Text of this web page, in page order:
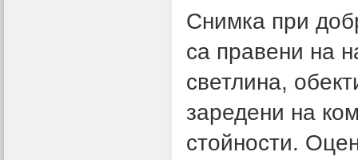
Снимка при
са правени на
светлина,
заредени на
стойности.